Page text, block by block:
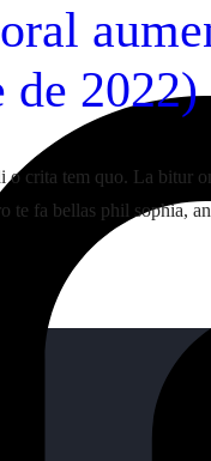
de 2022)
o crita tem quo. La bitur
te fa bellas phil sophia,